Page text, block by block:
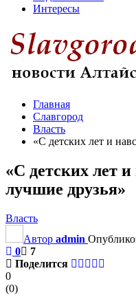
Интересы
Главная
Славгород
Власть
«С детских лет и
«С детских лет
лучшие друзья»
Власть
Автор admin
0
7
Поделится
0
(0)